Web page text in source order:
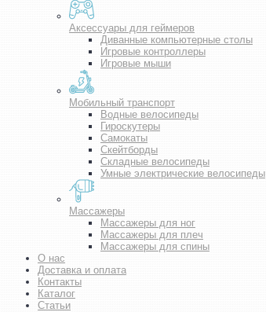
Аксессуары для геймеров
Диванные компьютерные столы
Игровые контроллеры
Игровые мыши
Мобильный транспорт
Водные велосипеды
Гироскутеры
Самокаты
Скейтборды
Складные велосипеды
Умные электрические велосипеды
Массажеры
Массажеры для ног
Массажеры для плеч
Массажеры для спины
О нас
Доставка и оплата
Контакты
Каталог
Статьи